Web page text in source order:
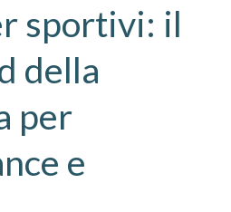
sportivi: il
della
per
e